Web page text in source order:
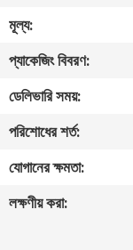
গুণমান
নিয়ন্ত্রণ
আমাদের
সাথে
যোগাযোগ
মূল্য:
প্যাকেজিং বিবরণ:
ডেলিভারি সময়:
পরিশোধের শর্ত:
যোগানের ক্ষমতা:
লক্ষণীয় করা: